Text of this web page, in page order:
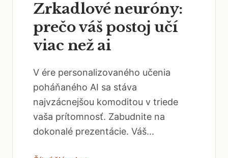
Zrkadlové neuróny:
prečo váš postoj učí
viac než ai
V ére personalizovaného učenia
poháňaného AI sa stáva
najvzácnejšou komoditou v triede
vaša prítomnosť. Zabudnite na
dokonalé prezentácie. Váš...